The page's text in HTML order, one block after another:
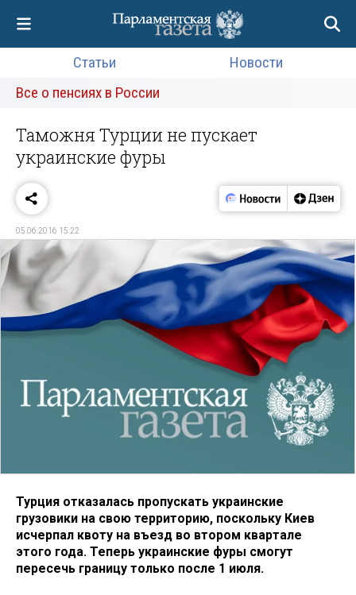
Статьи
Новости
Все о пенсиях в России
Таможня Турции не пускает
украинские фуры
05.06.2016 15:22
Турция отказалась пропускать украинские
грузовики на свою территорию, поскольку Киев
исчерпал квоту на въезд во втором квартале
этого года. Теперь украинские фуры смогут
пересечь границу только после 1 июля.